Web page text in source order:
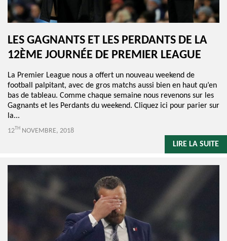
LES GAGNANTS ET LES PERDANTS DE LA
12ÈME JOURNÉE DE PREMIER LEAGUE
La Premier League nous a offert un nouveau weekend de
football palpitant, avec de gros matchs aussi bien en haut qu’en
bas de tableau. Comme chaque semaine nous revenons sur les
Gagnants et les Perdants du weekend. Cliquez ici pour parier sur
la...
12TH NOVEMBRE, 2018
LIRE LA SUITE